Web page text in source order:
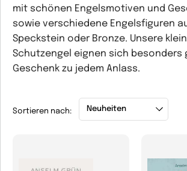
mit schönen Engelsmotiven und
sowie verschiedene Engelsfiguren
Speckstein oder Bronze. Unsere
Schutzengel eignen sich besonders
Geschenk zu jedem Anlass.
Sortieren nach: